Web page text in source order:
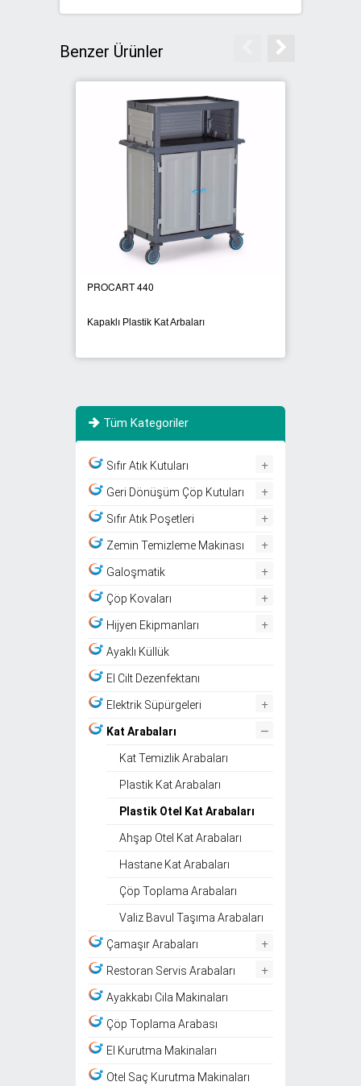
Benzer Ürünler
PROCART 440
Kapaklı Plastik Kat Arbaları
Tüm Kategoriler
Sıfır Atık Kutuları +
Geri Dönüşüm Çöp Kutuları +
Sıfır Atık Poşetleri +
Zemin Temizleme Makinası +
Galoşmatik +
Çöp Kovaları +
Hijyen Ekipmanları +
Ayaklı Küllük
El Cilt Dezenfektanı
Elektrik Süpürgeleri +
Kat Arabaları –
Kat Temizlik Arabaları
Plastik Kat Arabaları
Plastik Otel Kat Arabaları
Ahşap Otel Kat Arabaları
Hastane Kat Arabaları
Çöp Toplama Arabaları
Valiz Bavul Taşıma Arabaları
Çamaşır Arabaları +
Restoran Servis Arabaları +
Ayakkabı Cila Makinaları
Çöp Toplama Arabası
El Kurutma Makinaları
Otel Saç Kurutma Makinaları